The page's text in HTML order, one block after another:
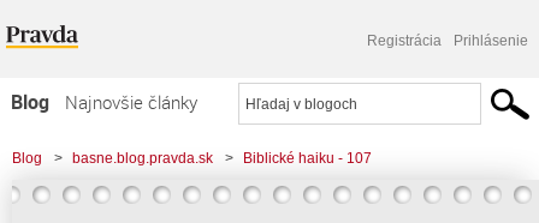
Registrácia Prihlásenie
Blog
Najnovšie články
Najčítanejšie články
Najkomentovanejšie články
Blog > basne.blog.pravda.sk > Biblické haiku - 107